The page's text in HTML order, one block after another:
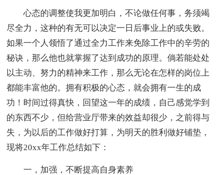
心态的调整使我更加明白，不论做任何事，务须竭
尽全力，这种的有无可以决定一日后事业上的或失败。
如果一个人领悟了通过全力工作来免除工作中的辛劳的
秘诀，那么他也就掌握了达到成功的原理。倘若能处处
以主动、努力的精神来工作，那么无论在怎样的岗位上
都能丰富他的。拥有积极的心态，就会拥有一生的成
功！时间过得真快，回望这一年的成绩，自己感觉学到
的东西不少，但给营业厅带来的效益却很少，之前得与
失，为以后的工作做好打算，为明天的胜利做好铺垫，
现将20xx年工作总结如下：
一，加强，不断提高自身素养